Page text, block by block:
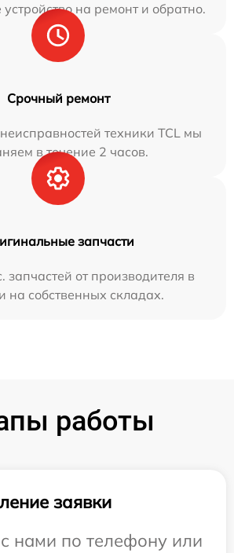
на ремонт и обратно.
Срочный ремонт
техники TCL мы
в течение 2 часов.
запчасти
запчастей от производителя в
на собственных складах.
работы
заявки
нами по телефону или